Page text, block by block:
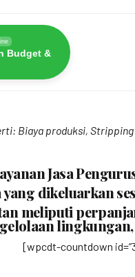
Budget &
Biaya produksi,
Jasa
dikeluarkan
meliputi
[wpcdt-countdown